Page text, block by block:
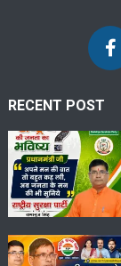
RECENT POST